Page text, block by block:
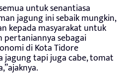
untuk senantiasa
jagung ini sebaik mungkin,
kepada masyarakat untuk
sebagai
di Kota Tidore
jagung tapi juga cabe, tomat